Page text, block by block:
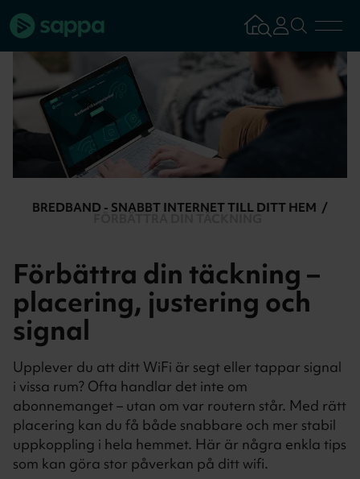
Bredband
TV & Streaming
Mobilabonnemang
Tillbaka
Logga in
BREDBAND - SNABBT INTERNET TILL DITT HEM
Förbättra din täckning –
placering, justering och
signal
Upplever du att ditt WiFi är segt eller tappar signal
i vissa rum? Ofta handlar det inte om
abonnemanget – utan om var routern står. Med rätt
placering kan du få både snabbare och mer stabil
uppkoppling i hela hemmet. Här är några enkla tips
som kan göra stor påverkan på ditt wifi.